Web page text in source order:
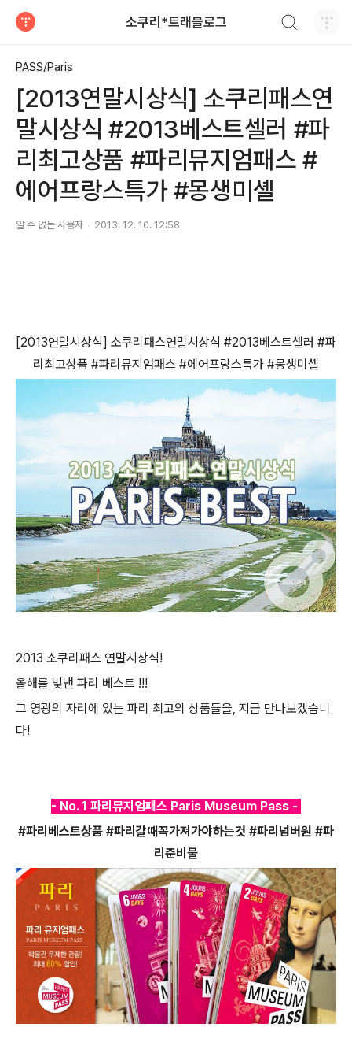
소쿠리*트래블로그
PASS/Paris
[2013연말시상식] 소쿠리패스연
말시상식 #2013베스트셀러 #파
리최고상품 #파리뮤지엄패스 #
에어프랑스특가 #몽생미셸
알 수 없는 사용자 2013. 12. 10. 12:58
[2013연말시상식] 소쿠리패스연말시상식 #2013베스트셀러 #파
리최고상품 #파리뮤지엄패스 #에어프랑스특가 #몽생미셸
2013 소쿠리패스 연말시상식!
올해를 빛낸 파리 베스트 !!!
그 영광의 자리에 있는 파리 최고의 상품들을, 지금 만나보겠습니
다!
- No. 1 파리뮤지엄패스 Paris Museum Pass -
#파리베스트상품 #파리갈때꼭가져가야하는것 #파리넘버원 #파
리준비물